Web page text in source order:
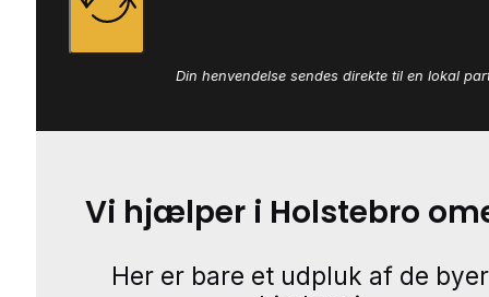
Din henvendelse sendes direkte til en lokal
Vi hjælper i Holstebro
Her er bare et udpluk af de